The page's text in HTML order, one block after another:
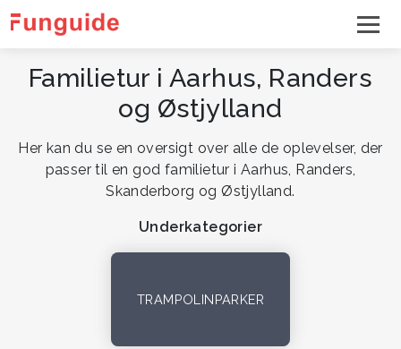
Familietur i Aarhus, Randers
og Østjylland
Her kan du se en oversigt over alle de oplevelser, der
passer til en god familietur i Aarhus, Randers,
Skanderborg og Østjylland.
Underkategorier
TRAMPOLINPARKER